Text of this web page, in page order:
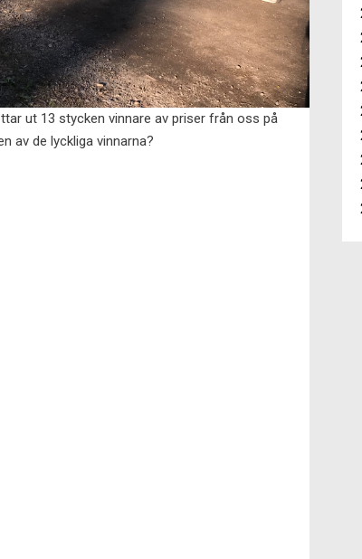
ut 13 stycken vinnare av priser från oss på
av de lyckliga vinnarna?